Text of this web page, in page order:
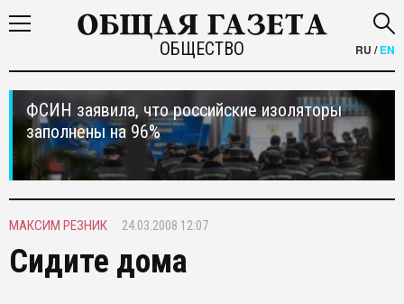
ОБЩЕСТВО RU /EN
ФСИН заявила, что российские изоляторы
заполнены на 96%
МАКСИМ РЕЗНИК 24.03.2008 12:07
Сидите дома